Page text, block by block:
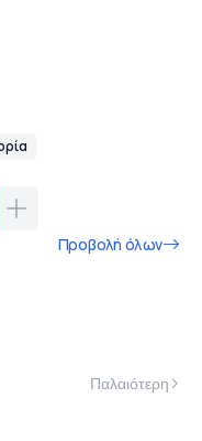
Προβολή όλων
Παλαιότερη